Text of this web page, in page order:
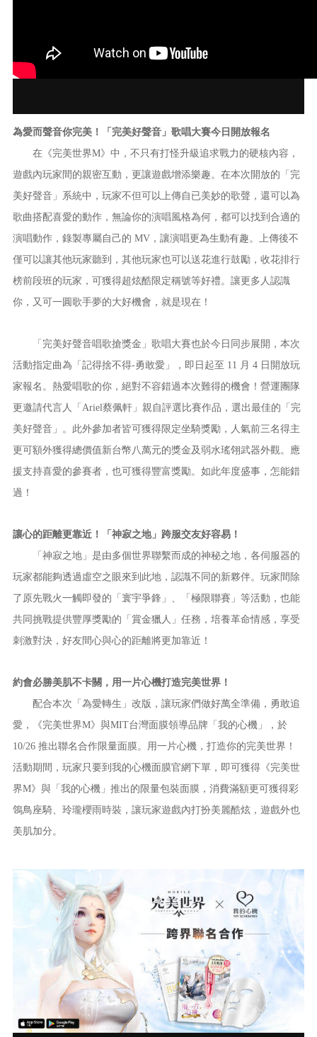
為愛而聲音你完美！「完美好聲音」歌唱大賽今日開放報名
在《完美世界M》中，不只有打怪升級追求戰力的硬核內容，
遊戲內玩家間的親密互動，更讓遊戲增添樂趣。在本次開放的「完
美好聲音」系統中，玩家不但可以上傳自已美妙的歌聲，還可以為
歌曲搭配喜愛的動作，無論你的演唱風格為何，都可以找到合適的
演唱動作，錄製專屬自己的 MV，讓演唱更為生動有趣。上傳後不
僅可以讓其他玩家聽到，其他玩家也可以送花進行鼓勵，收花排行
榜前段班的玩家，可獲得超炫酷限定稱號等好禮。讓更多人認識
你，又可一圓歌手夢的大好機會，就是現在！
「完美好聲音唱歌搶獎金」歌唱大賽也於今日同步展開，本次
活動指定曲為「記得捨不得-勇敢愛」，即日起至 11 月 4 日開放玩
家報名。熱愛唱歌的你，絕對不容錯過本次難得的機會！營運團隊
更邀請代言人「Ariel蔡佩軒」親自評選比賽作品，選出最佳的「完
美好聲音」。此外參加者皆可獲得限定坐騎獎勵，人氣前三名得主
更可額外獲得總價值新台幣八萬元的獎金及弱水瑤翎武器外觀。應
援支持喜愛的參賽者，也可獲得豐富獎勵。如此年度盛事，怎能錯
過！
讓心的距離更靠近！「神寂之地」跨服交友好容易！
「神寂之地」是由多個世界聯繫而成的神秘之地，各伺服器的
玩家都能夠透過虛空之眼來到此地，認識不同的新夥伴。玩家間除
了原先戰火一觸即發的「寰宇爭鋒」、「極限聯賽」等活動，也能
共同挑戰提供豐厚獎勵的「賞金獵人」任務，培養革命情感，享受
刺激對決，好友間心與心的距離將更加靠近！
約會必勝美肌不卡關，用一片心機打造完美世界！
配合本次「為愛轉生」改版，讓玩家們做好萬全準備，勇敢追
愛，《完美世界M》與MIT台灣面膜領導品牌「我的心機」，於
10/26 推出聯名合作限量面膜。用一片心機，打造你的完美世界！
活動期間，玩家只要到我的心機面膜官網下單，即可獲得《完美世
界M》與「我的心機」推出的限量包裝面膜，消費滿額更可獲得彩
鴒鳥座騎、玲瓏櫻雨時裝，讓玩家遊戲內打扮美麗酷炫，遊戲外也
美肌加分。